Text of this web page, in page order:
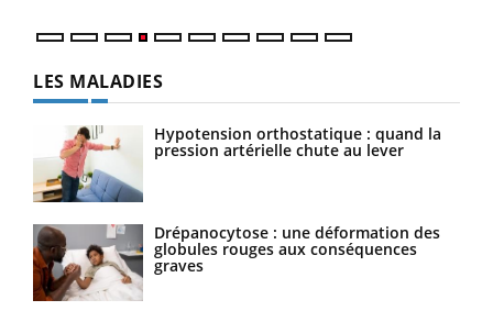
LES MALADIES
Hypotension orthostatique : quand la
pression artérielle chute au lever
Drépanocytose : une déformation des
globules rouges aux conséquences
graves